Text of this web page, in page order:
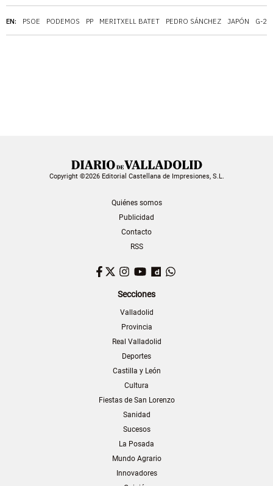
EN: PSOE PODEMOS PP MERITXELL BATET PEDRO SÁNCHEZ JAPÓN G-20
Copyright ©2026 Editorial Castellana de Impresiones, S.L.
Quiénes somos
Publicidad
Contacto
RSS
Facebook
TwitterInstagram
YouTubeDailymotion
Secciones
Valladolid
Provincia
Real Valladolid
Deportes
Castilla y León
Cultura
Fiestas de San Lorenzo
Sanidad
Sucesos
La Posada
Mundo Agrario
Innovadores